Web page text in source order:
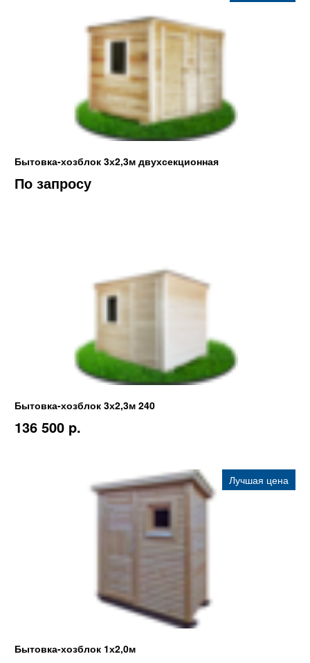
Бытовка-хозблок 3х2,3м двухсекционная
По запросу
Бытовка-хозблок 3х2,3м 240
136 500 p.
Лучшая цена
Бытовка-хозблок 1х2,0м